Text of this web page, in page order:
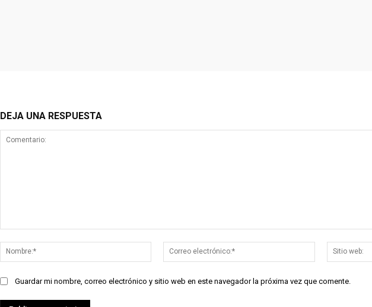
DEJA UNA RESPUESTA
Nombre:*
Correo
electrónico:*
Guardar mi nombre, correo electrónico y sitio web en este navegador la próxima vez que comente.